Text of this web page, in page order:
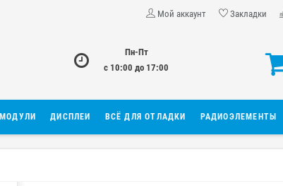
Мой аккаунт Закладки
Пн-Пт
с 10:00 до 17:00
МОДУЛИ ДИСПЛЕИ ВСЁ ДЛЯ ОТЛАДКИ РАДИОЭЛЕМЕНТЫ